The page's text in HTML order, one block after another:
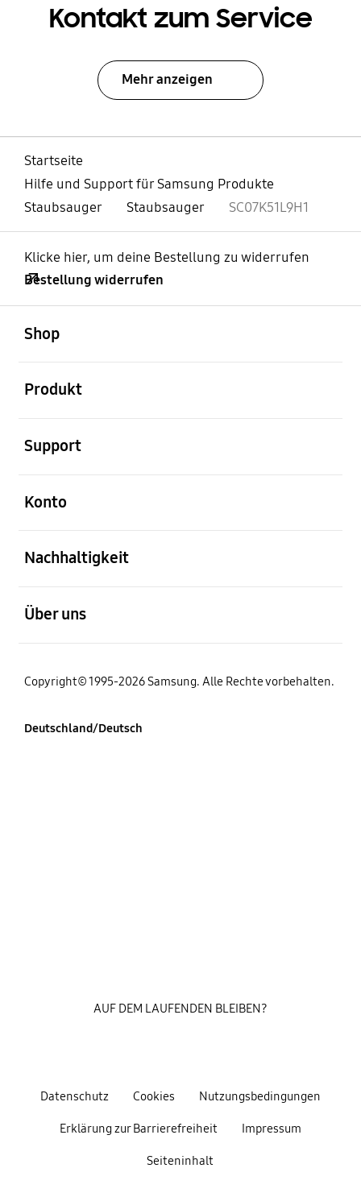
Kontakt zum Service
Mehr anzeigen
Startseite
Hilfe und Support für Samsung Produkte
Staubsauger
Staubsauger SC07K51L9H1
Klicke hier, um deine Bestellung zu widerrufen
Bestellung widerrufen
Shop
Produkt
Support
Konto
Nachhaltigkeit
Über uns
Copyright© 1995-2026 Samsung. Alle Rechte vorbehalten.
Deutschland/Deutsch
Datenschutz Cookies Nutzungsbedingungen
Erklärung zur Barrierefreiheit Impressum
Seiteninhalt
AUF DEM LAUFENDEN BLEIBEN?